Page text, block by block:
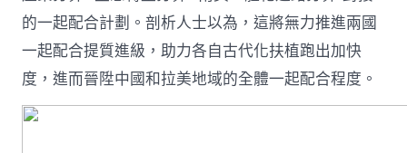
的一起配合計劃。剖析人士以為，這將無力推進兩國
一起配合提質進級，助力各自古代化扶植跑出加快
度，進而晉陞中國和拉美地域的全體一起配合程度。